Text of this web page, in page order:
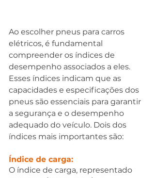
Ao escolher pneus para carros
elétricos, é fundamental
compreender os índices de
desempenho associados a eles.
Esses índices indicam que as
capacidades e especificações dos
pneus são essenciais para garantir
a segurança e o desempenho
adequado do veículo. Dois dos
índices mais importantes são:
Índice de carga:
O índice de carga, representado